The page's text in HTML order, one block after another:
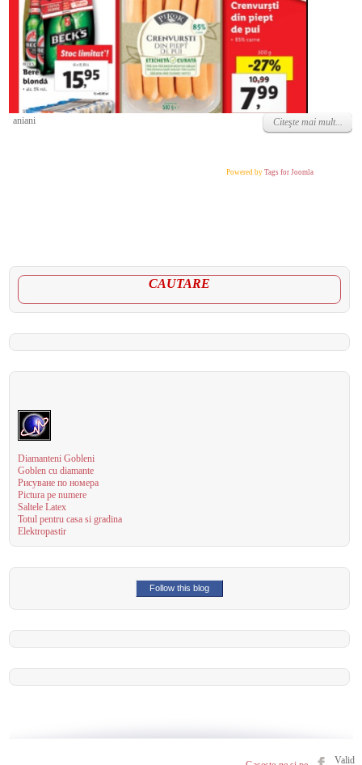
Miercuri, 25 Mai 2022
aniani Citeşte mai mult...
Powered by Tags for Joomla
CAUTARE
Diamanteni Gobleni
Goblen cu diamante
Рисуване по номера
Pictura pe numere
Saltele Latex
Totul pentru casa si gradina
Elektropastir
Follow this blog
Valid